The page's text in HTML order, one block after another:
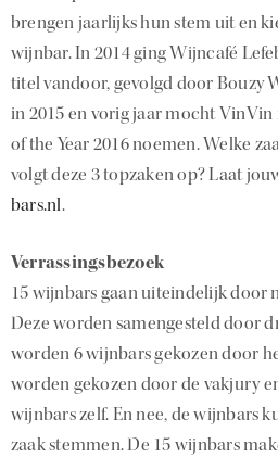
brengen jaarlijks hun stem uit en
wijnbar. In 2014 ging Wijncafé
titel vandoor, gevolgd door Bouzy
in 2015 en vorig jaar mocht
of the Year 2016 noemen. Welke
volgt deze 3 topzaken op? Laat
bars.nl.
Verrassingsbezoek
15 wijnbars gaan uiteindelijk door
Deze worden samengesteld door
worden 6 wijnbars gekozen door
worden gekozen door de vakjury
wijnbars zelf. En nee, de wijnbars
zaak stemmen. De 15 wijnbars